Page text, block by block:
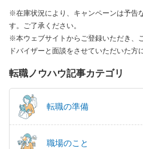
※在庫状況により、キャンペーンは予告
す。ご了承ください。
※本ウェブサイトからご登録いただき、
ドバイザーと面談をさせていただいた方
転職ノウハウ記事カテゴリ
転職の準備
職場のこと